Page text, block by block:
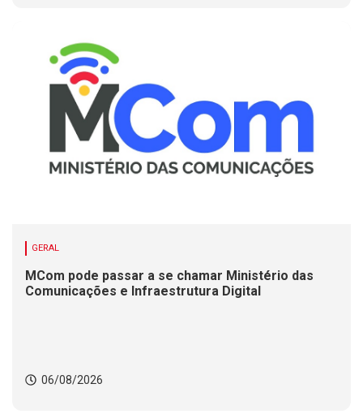
GERAL
MCom pode passar a se chamar Ministério das
Comunicações e Infraestrutura Digital
06/08/2026